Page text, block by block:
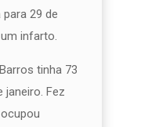
29 de
infarto.
tinha 73
janeiro. Fez